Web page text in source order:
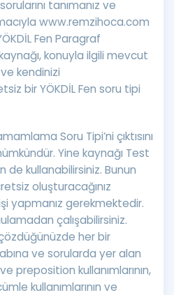
tanımanız ve
www.remzihoca.com
Fen Paragraf
konuyla ilgili mevcut
kendinizi
bir YÖKDİL Fen soru tipi
Soru Tipi’ni çıktısını
Yine kaynağı Test
de kullanabilirsiniz. Bunun
oluşturacağınız
yapmanız gerekmektedir.
çalışabilirsiniz.
her bir
ve sorularda yer alan
preposition kullanımlarının,
kullanımlarının ve